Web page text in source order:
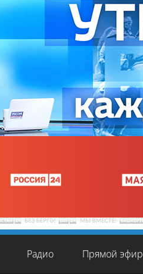
Радио Прямой эфир